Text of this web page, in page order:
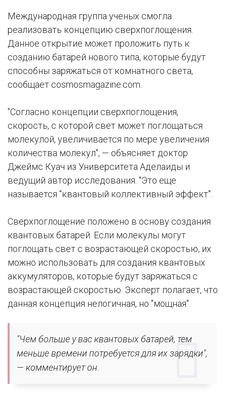
Международная группа ученых смогла
реализовать концепцию сверхпоглощения.
Данное открытие может проложить путь к
созданию батарей нового типа, которые будут
способны заряжаться от комнатного света,
сообщает cosmosmagazine.com.
"Согласно концепции сверхпоглощения,
скорость, с которой свет может поглощаться
молекулой, увеличивается по мере увеличения
количества молекул", — объясняет доктор
Джеймс Куач из Университета Аделаиды и
ведущий автор исследования. "Это еще
называется "квантовый коллективный эффект".
Сверхпоглощение положено в основу создания
квантовых батарей. Если молекулы могут
поглощать свет с возрастающей скоростью, их
можно использовать для создания квантовых
аккумуляторов, которые будут заряжаться с
возрастающей скоростью. Эксперт полагает, что
данная концепция нелогичная, но "мощная".
"Чем больше у вас квантовых батарей, тем
меньше времени потребуется для их зарядки",
— комментирует он.